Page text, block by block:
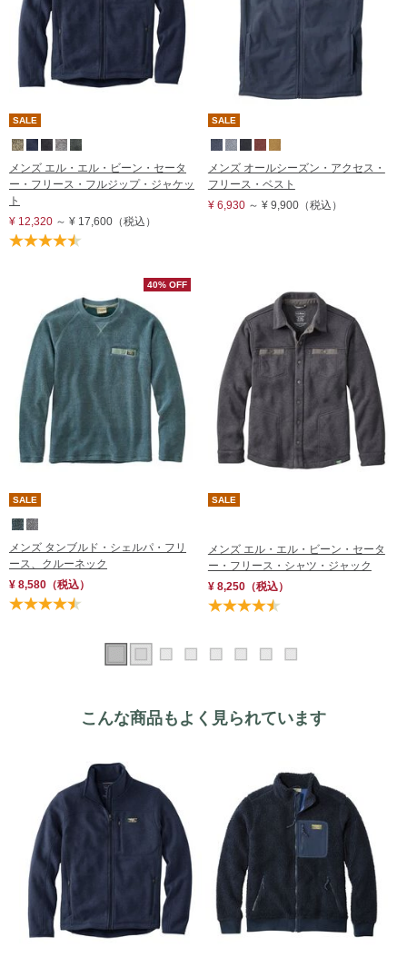
SALE
メンズ エル・エル・ビーン・セータ
ー・フリース・フルジップ・ジャケッ
ト
¥ 12,320 ～ ¥ 17,600 （税込）
SALE
メンズ オールシーズン・アクセス・
フリース・ベスト
¥ 6,930～ ¥ 9,900（税込）
40% OFF
SALE
メンズ タンブルド・シェルパ・フリ
ース、クルーネック
¥ 8,580 （税込）
SALE
メンズ エル・エル・ビーン・セータ
ー・フリース・シャツ・ジャック
¥ 8,250（税込）
こんな商品もよく見られています